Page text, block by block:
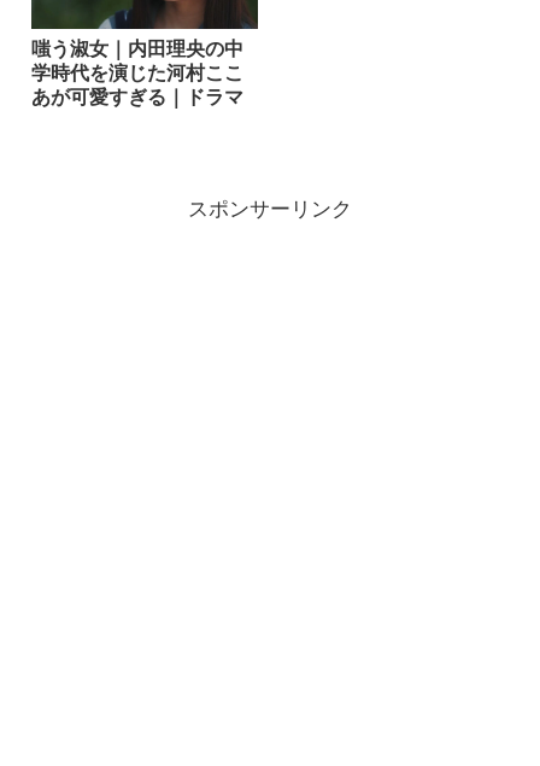
嗤う淑女｜内田理央の中
学時代を演じた河村ここ
あが可愛すぎる｜ドラマ
スポンサーリンク